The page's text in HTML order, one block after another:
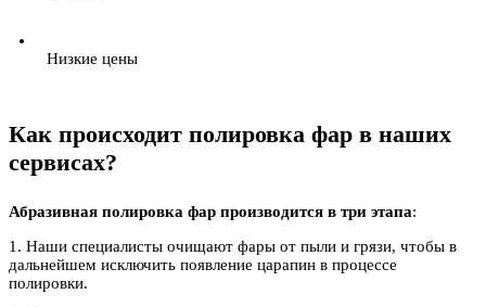
Низкие цены
Как происходит полировка фар в наших
сервисах?
Абразивная полировка фар производится в три этапа:
1. Наши специалисты очищают фары от пыли и грязи, чтобы в
дальнейшем исключить появление царапин в процессе
полировки.